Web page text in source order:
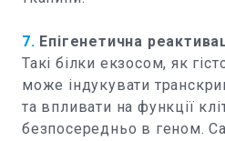
7. Епігенетична
Такі білки екзосом, як
може індукувати
та впливати на функції
безпосередньо в геном.